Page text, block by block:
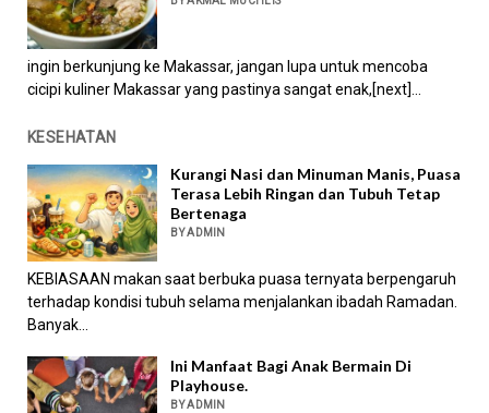
ingin berkunjung ke Makassar, jangan lupa untuk mencoba
cicipi kuliner Makassar yang pastinya sangat enak,[next]...
KESEHATAN
Kurangi Nasi dan Minuman Manis, Puasa
Terasa Lebih Ringan dan Tubuh Tetap
Bertenaga
BY ADMIN
KEBIASAAN makan saat berbuka puasa ternyata berpengaruh
terhadap kondisi tubuh selama menjalankan ibadah Ramadan.
Banyak...
Ini Manfaat Bagi Anak Bermain Di
Playhouse.
BY ADMIN